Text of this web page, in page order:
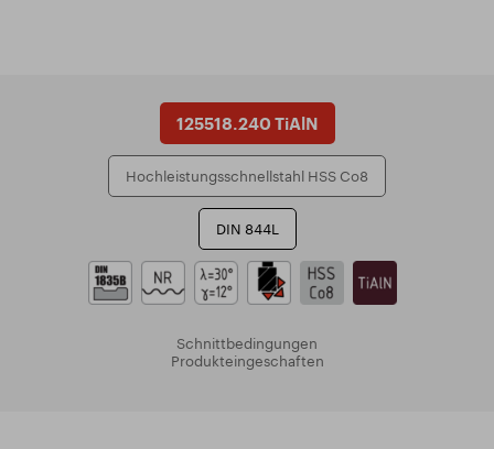
125518.240 TiAlN
Hochleistungsschnellstahl HSS Co8
DIN 844L
Schnittbedingungen
Produkteingeschaften